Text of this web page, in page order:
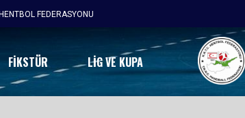
FEDERASYONU
FİKSTÜR LIG VE KUPA